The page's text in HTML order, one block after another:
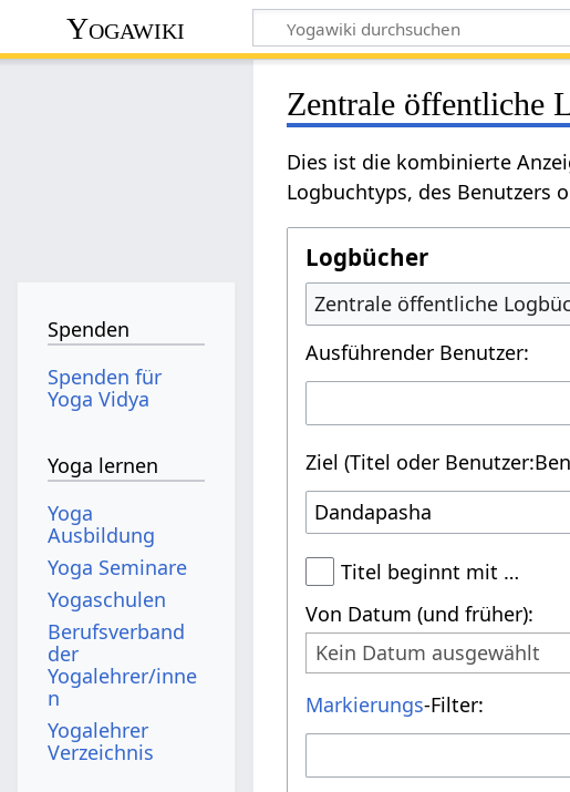
Yogawiki
Zentrale öffentliche
Dies ist die kombinierte
Logbuchtyps, des Benutzers
Logbücher
Zentrale öffentliche
Ausführender Benutzer:
Ziel (Titel oder
Titel beginnt mit …
Von Datum (und früher):
Kein Datum ausgewählt
Markierungs-Filter:
Spenden
Spenden für
Yoga Vidya
Yoga lernen
Yoga
Ausbildung
Yoga Seminare
Yogaschulen
Berufsverband
der
Yogalehrer/inne
n
Yogalehrer
Verzeichnis